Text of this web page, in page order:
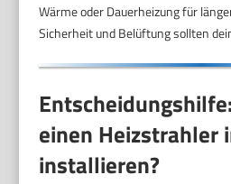
Wärme oder Dauerheizung für
Sicherheit und Belüftung sollten
einen Heizstrahler
installieren?